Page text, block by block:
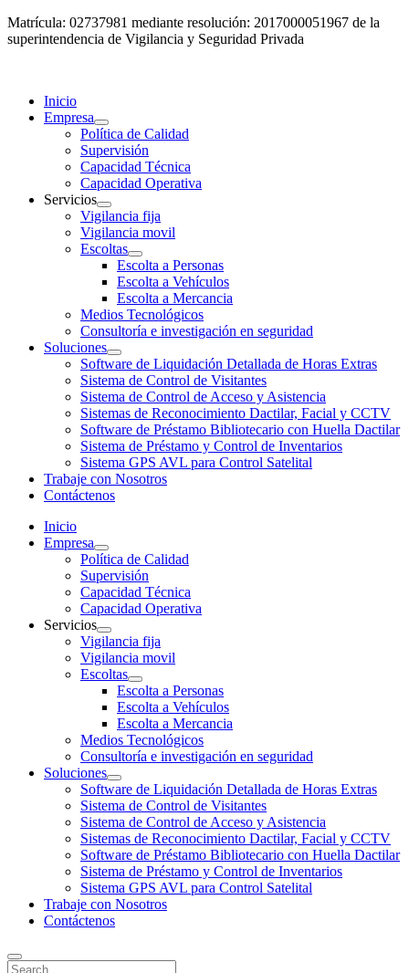
Matrícula: 02737981 mediante resolución: 2017000051967 de la
superintendencia de Vigilancia y Seguridad Privada
Inicio
Empresa
Política de Calidad
Supervisión
Capacidad Técnica
Capacidad Operativa
Servicios
Vigilancia fija
Vigilancia movil
Escoltas
Escolta a Personas
Escolta a Vehículos
Escolta a Mercancia
Medios Tecnológicos
Consultoría e investigación en seguridad
Soluciones
Software de Liquidación Detallada de Horas Extras
Sistema de Control de Visitantes
Sistema de Control de Acceso y Asistencia
Sistemas de Reconocimiento Dactilar, Facial y CCTV
Software de Préstamo Bibliotecario con Huella Dactilar
Sistema de Préstamo y Control de Inventarios
Sistema GPS AVL para Control Satelital
Trabaje con Nosotros
Contáctenos
Inicio
Empresa
Política de Calidad
Supervisión
Capacidad Técnica
Capacidad Operativa
Servicios
Vigilancia fija
Vigilancia movil
Escoltas
Escolta a Personas
Escolta a Vehículos
Escolta a Mercancia
Medios Tecnológicos
Consultoría e investigación en seguridad
Soluciones
Software de Liquidación Detallada de Horas Extras
Sistema de Control de Visitantes
Sistema de Control de Acceso y Asistencia
Sistemas de Reconocimiento Dactilar, Facial y CCTV
Software de Préstamo Bibliotecario con Huella Dactilar
Sistema de Préstamo y Control de Inventarios
Sistema GPS AVL para Control Satelital
Trabaje con Nosotros
Contáctenos